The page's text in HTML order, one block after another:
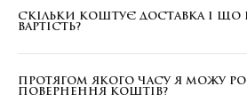
СКІЛЬКИ КОШТУЄ ДОСТАВКА І ЩО
ВАРТІСТЬ?
ПРОТЯГОМ ЯКОГО ЧАСУ Я МОЖУ
ПОВЕРНЕННЯ КОШТІВ?